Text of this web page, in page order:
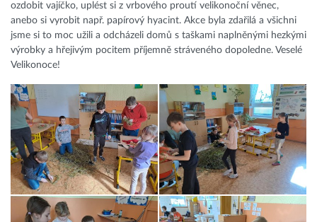
ozdobit vajíčko, uplést si z vrbového proutí velikonoční věnec,
anebo si vyrobit např. papírový hyacint. Akce byla zdařilá a všichni
jsme si to moc užili a odcházeli domů s taškami naplněnými hezkými
výrobky a hřejivým pocitem příjemně stráveného dopoledne. Veselé
Velikonoce!